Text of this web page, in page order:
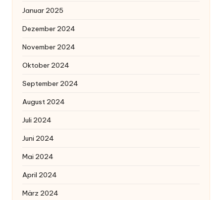
Januar 2025
Dezember 2024
November 2024
Oktober 2024
September 2024
August 2024
Juli 2024
Juni 2024
Mai 2024
April 2024
März 2024